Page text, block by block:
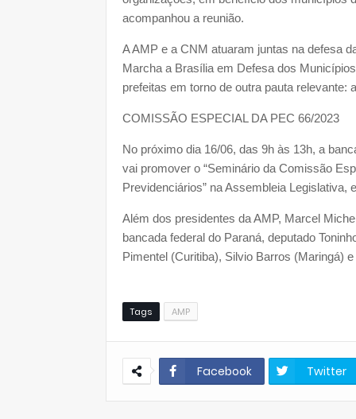
acompanhou a reunião.
A AMP e a CNM atuaram juntas na defesa
Marcha a Brasília em Defesa dos
prefeitas em torno de outra pauta relevante:
COMISSÃO ESPECIAL DA PEC 66/2023
No próximo dia 16/06, das 9h às 13h, a
vai promover o “Seminário da Comissão
Previdenciários” na Assembleia Legislativa,
Além dos presidentes da AMP, Marcel
bancada federal do Paraná, deputado
Pimentel (Curitiba), Silvio Barros (Maringá)
Tags AMP
Facebook Twitter